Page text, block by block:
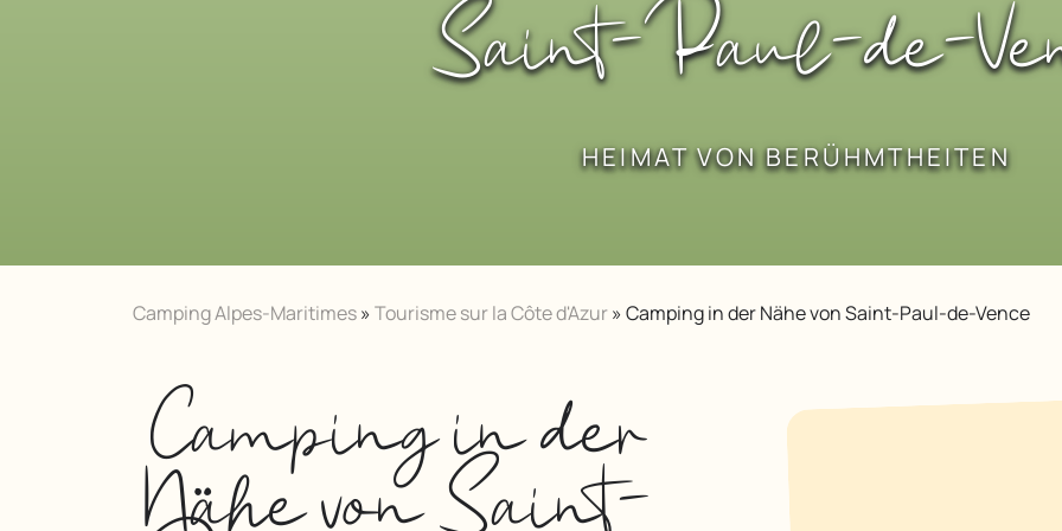
Saint-Paul-de-
HEIMAT VON BERÜHMTHEITEN
Camping Alpes-Maritimes»Tourisme sur la Côte d'Azur»Camping in der Nähe von Saint-Paul-de-Vence
Camping in der
Nähe von Saint-